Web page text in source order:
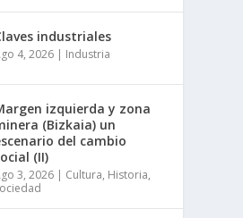
industriales
4, 2026 | Industria
izquierda y zona
(Bizkaia) un
del cambio
(II)
3, 2026 | Cultura, Historia,